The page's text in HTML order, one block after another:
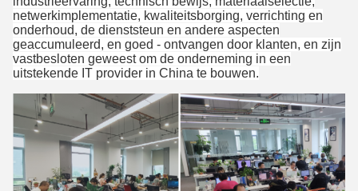
netwerkimplementatie, kwaliteitsborging, verrichting en
onderhoud, de dienststeun en andere aspecten
geaccumuleerd, en goed - ontvangen door klanten, en zijn
vastbesloten geweest om de onderneming in een
uitstekende IT provider in China te bouwen.